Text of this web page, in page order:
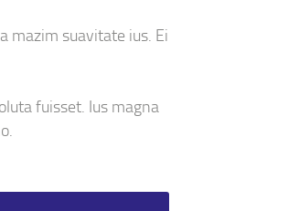
mazim suavitate ius. Ei
fuisset. Ius magna